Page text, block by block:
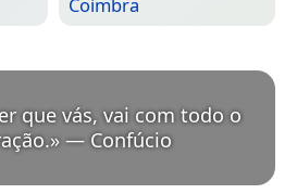
que vás, vai com todo o
» — Confúcio